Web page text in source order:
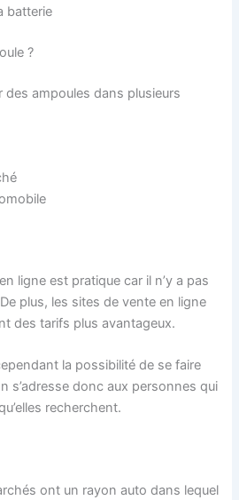
batterie
?
des ampoules dans plusieurs
ligne est pratique car il n’y a pas
plus, les sites de vente en ligne
des tarifs plus avantageux.
la possibilité de se faire
s’adresse donc aux personnes qui
recherchent.
ont un rayon auto dans lequel